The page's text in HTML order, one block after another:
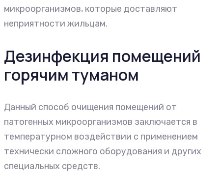
микроорганизмов, которые доставляют
неприятности жильцам.
Дезинфекция помещений
горячим туманом
Данный способ очищения помещений от
патогенных микроорганизмов заключается в
температурном воздействии с применением
технически сложного оборудования и других
специальных средств.